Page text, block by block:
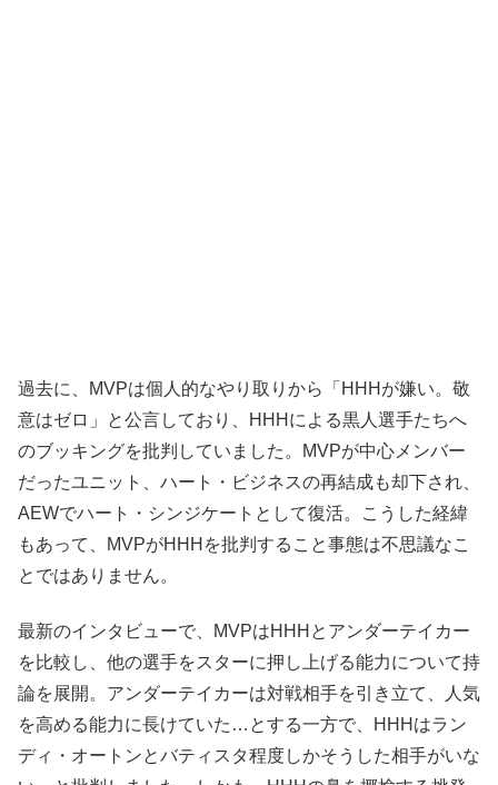
過去に、MVPは個人的なやり取りから「HHHが嫌い。敬
意はゼロ」と公言しており、HHHによる黒人選手たちへ
のブッキングを批判していました。MVPが中心メンバー
だったユニット、ハート・ビジネスの再結成も却下され、
AEWでハート・シンジケートとして復活。こうした経緯
もあって、MVPがHHHを批判すること事態は不思議なこ
とではありません。
最新のインタビューで、MVPはHHHとアンダーテイカー
を比較し、他の選手をスターに押し上げる能力について持
論を展開。アンダーテイカーは対戦相手を引き立て、人気
を高める能力に長けていた…とする一方で、HHHはラン
ディ・オートンとバティスタ程度しかそうした相手がいな